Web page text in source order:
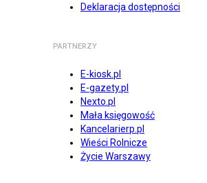
Deklaracja dostępności
PARTNERZY
E-kiosk.pl
E-gazety.pl
Nexto.pl
Mała księgowość
Kancelarierp.pl
Wieści Rolnicze
Życie Warszawy